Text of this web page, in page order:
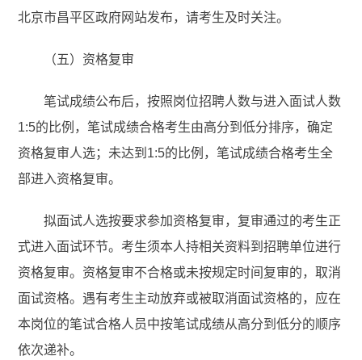
北京市昌平区政府网站发布，请考生及时关注。
（五）资格复审
笔试成绩公布后，按照岗位招聘人数与进入面试人数
1:5的比例，笔试成绩合格考生由高分到低分排序，确定
资格复审人选；未达到1:5的比例，笔试成绩合格考生全
部进入资格复审。
拟面试人选按要求参加资格复审，复审通过的考生正
式进入面试环节。考生须本人持相关资料到招聘单位进行
资格复审。资格复审不合格或未按规定时间复审的，取消
面试资格。遇有考生主动放弃或被取消面试资格的，应在
本岗位的笔试合格人员中按笔试成绩从高分到低分的顺序
依次递补。